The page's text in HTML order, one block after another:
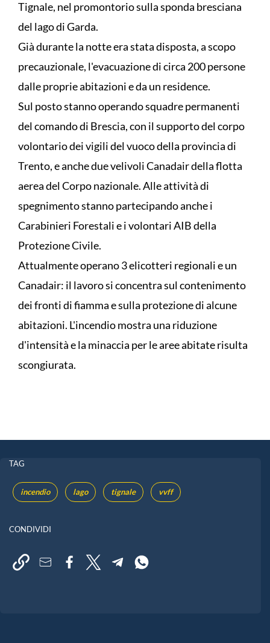
Tignale, nel promontorio sulla sponda bresciana
del lago di Garda.
Già durante la notte era stata disposta, a scopo
precauzionale, l'evacuazione di circa 200 persone
dalle proprie abitazioni e da un residence.
Sul posto stanno operando squadre permanenti
del comando di Brescia, con il supporto del corpo
volontario dei vigili del vuoco della provincia di
Trento, e anche due velivoli Canadair della flotta
aerea del Corpo nazionale. Alle attività di
spegnimento stanno partecipando anche i
Carabinieri Forestali e i volontari AIB della
Protezione Civile.
Attualmente operano 3 elicotteri regionali e un
Canadair: il lavoro si concentra sul contenimento
dei fronti di fiamma e sulla protezione di alcune
abitazioni. L'incendio mostra una riduzione
d'intensità e la minaccia per le aree abitate risulta
scongiurata.
TAG
incendio lago tignale vvff
CONDIVIDI